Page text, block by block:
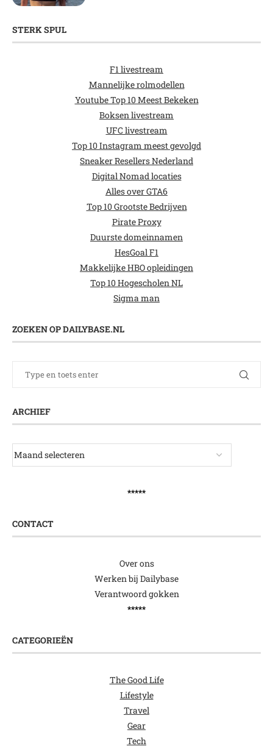
STERK SPUL
F1 livestream
Mannelijke rolmodellen
Youtube Top 10 Meest Bekeken
Boksen livestream
UFC livestream
Top 10 Instagram meest gevolgd
Sneaker Resellers Nederland
Digital Nomad locaties
Alles over GTA6
Top 10 Grootste Bedrijven
Pirate Proxy
Duurste domeinnamen
HesGoal F1
Makkelijke HBO opleidingen
Top 10 Hogescholen NL
Sigma man
ZOEKEN OP DAILYBASE.NL
ARCHIEF
*****
CONTACT
Over ons
Werken bij Dailybase
Verantwoord gokken
*****
CATEGORIEËN
The Good Life
Lifestyle
Travel
Gear
Tech